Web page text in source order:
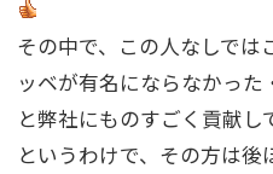
その中で、この人なしでは
ッベが有名にならなかった
と弊社にものすごく貢献し
というわけで、その方は